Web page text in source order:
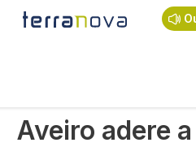
Passar para o conteúdo
Navegação
Início
Aveiro adere a campanha
Aveiro adere